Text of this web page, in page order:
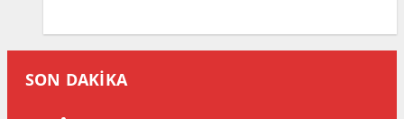
SON DAKİKA